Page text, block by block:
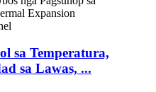
sa Temperatura,
sa Lawas, ...